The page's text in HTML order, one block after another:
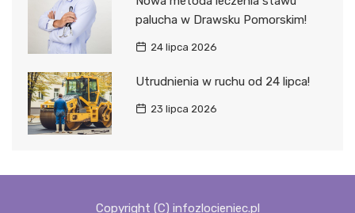
palucha w Drawsku Pomorskim!
24 lipca 2026
Utrudnienia w ruchu od 24 lipca!
23 lipca 2026
Copyright (C) infozlocieniec.pl